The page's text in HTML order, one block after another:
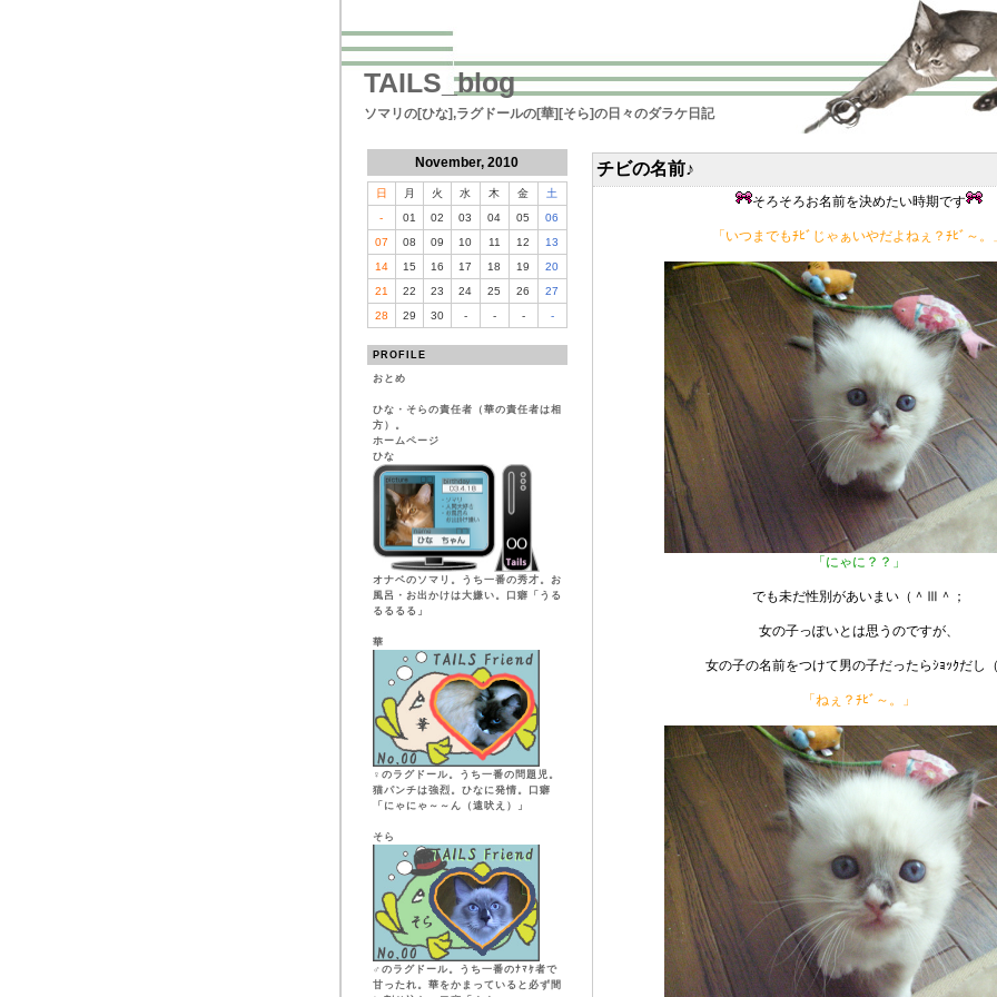
TAILS_blog
ソマリの[ひな],ラグドールの[華][そら]の日々のダラケ日記
November, 2010
日 月 火 水 木 金
土
-
01 02 03 04 05
06
07
08 09 10 11 12
13
14
15 16 17 18 19
20
21
22 23 24 25 26
27
28
29 30 - - - -
PROFILE
おとめ
ひな・そらの責任者（華の責任者は相
方）。
ホームページ
ひな
オナベのソマリ。うち一番の秀才。お
風呂・お出かけは大嫌い。口癖「うる
るるるる」
華
♀のラグドール。うち一番の問題児。
猫パンチは強烈。ひなに発情。口癖
「にゃにゃ～～ん（遠吠え）」
そら
♂のラグドール。うち一番のﾅﾏｹ者で
甘ったれ。華をかまっていると必ず間
チビの名前♪
そろそろお名前を決めたい時期です
「いつまでもﾁﾋﾞじゃぁいやだよねぇ？ﾁﾋﾞ～。
「にゃに？？」
でも未だ性別があいまい（＾Ⅲ＾；
女の子っぽいとは思うのですが、
女の子の名前をつけて男の子だったらｼｮｯｸだし
「ねぇ？ﾁﾋﾞ～。」